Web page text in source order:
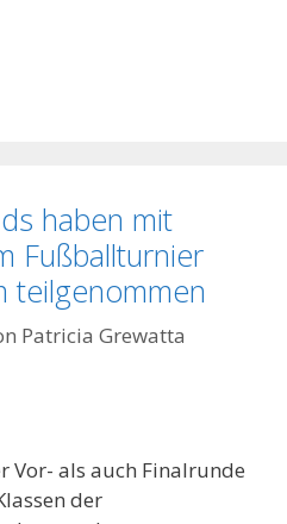
haben mit
Fußballturnier
teilgenommen
Patricia Grewatta
Vor- als auch Finalrunde
der